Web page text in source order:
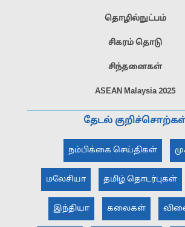
தொழில்நுட்பம்
சிகரம் தொடு
சிந்தனைகள்
ASEAN Malaysia 2025
தேடல்
நம்பிக்கை செய்திகள்
மலேசியா தமிழ் தொடர்புகள்
இந்தியா கலைகள்